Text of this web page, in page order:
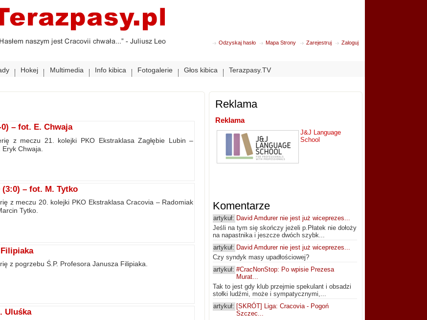
Odzyskaj hasło Mapa Strony Zarejestruj Zaloguj
Hokej Multimedia Info kibica Fotogalerie Głos kibica Terazpasy.TV
0) – fot. E. Chwaja
z meczu 21. kolejki PKO Ekstraklasa Zagłębie Lubin –
Chwaja.
(3:0) – fot. M. Tytko
z meczu 20. kolejki PKO Ekstraklasa Cracovia – Radomiak
Tytko.
z pogrzebu Ś.P. Profesora Janusza Filipiaka.
Uluśka
Reklama
Reklama
J&J Language
School
Komentarze
artykuł: David Amdurer nie jest już wiceprezes...
Jeśli na tym się skończy jeżeli p.Płatek nie dołoży
na napastnika i jeszcze dwóch szybk...
artykuł: David Amdurer nie jest już wiceprezes...
Czy syndyk masy upadłościowej?
artykuł: #CracNonStop: Po wpisie Prezesa
Murat...
Tak to jest gdy klub przejmie spekulant i obsadzi
stołki ludźmi, może i sympatycznymi,...
artykuł: [SKRÓT] Liga: Cracovia - Pogoń
Szczec...